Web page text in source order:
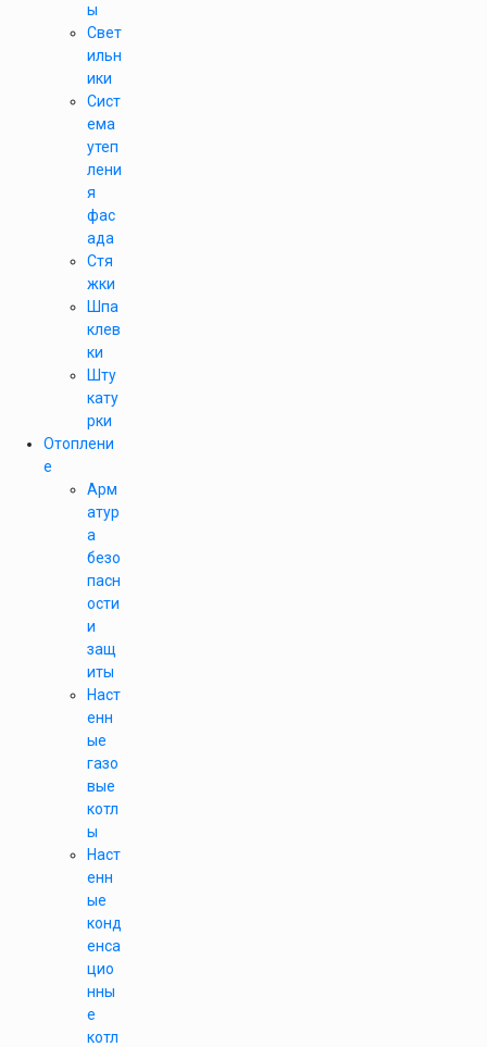
ы
Свет
ильн
ики
Сист
ема
утеп
лени
я
фас
ада
Стя
жки
Шпа
клев
ки
Шту
кату
рки
Отоплени
е
Арм
атур
а
безо
пасн
ости
и
защ
иты
Наст
енн
ые
газо
вые
котл
ы
Наст
енн
ые
конд
енса
цио
нны
е
котл